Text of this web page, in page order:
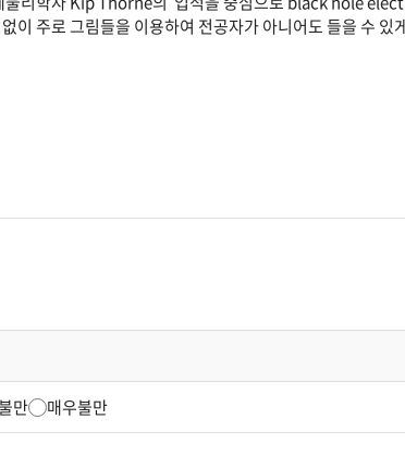
이 주로 그림들을 이용하여 전공자가 아니어도 들을 수 있
만 매우불만